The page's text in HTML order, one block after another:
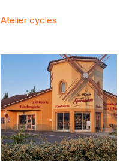
Atelier cycles